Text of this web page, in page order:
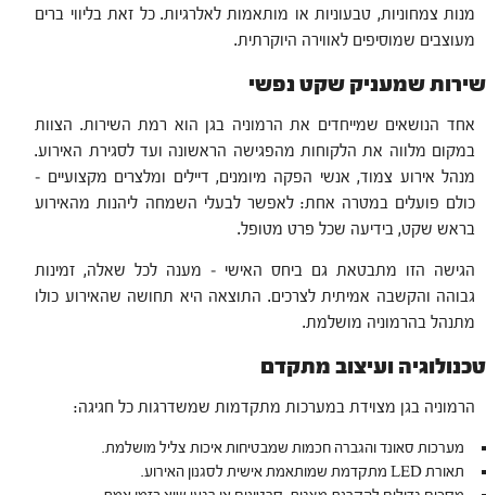
מנות צמחוניות, טבעוניות או מותאמות לאלרגיות. כל זאת בליווי ברים
מעוצבים שמוסיפים לאווירה היוקרתית.
שירות שמעניק שקט נפשי
אחד הנושאים שמייחדים את הרמוניה בגן הוא רמת השירות. הצוות
במקום מלווה את הלקוחות מהפגישה הראשונה ועד לסגירת האירוע.
מנהל אירוע צמוד, אנשי הפקה מיומנים, דיילים ומלצרים מקצועיים –
כולם פועלים במטרה אחת: לאפשר לבעלי השמחה ליהנות מהאירוע
בראש שקט, בידיעה שכל פרט מטופל.
הגישה הזו מתבטאת גם ביחס האישי – מענה לכל שאלה, זמינות
גבוהה והקשבה אמיתית לצרכים. התוצאה היא תחושה שהאירוע כולו
מתנהל בהרמוניה מושלמת.
טכנולוגיה ועיצוב מתקדם
הרמוניה בגן מצוידת במערכות מתקדמות שמשדרגות כל חגיגה:
מערכות סאונד והגברה חכמות שמבטיחות איכות צליל מושלמת.
תאורת LED מתקדמת שמותאמת אישית לסגנון האירוע.